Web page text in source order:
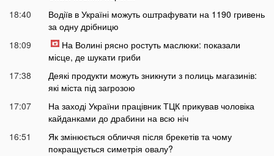
18:40
Водіїв в Україні можуть оштрафувати на 1190 гривень
за одну дрібницю
18:09
На Волині рясно ростуть маслюки: показали
місце, де шукати гриби
17:38
Деякі продукти можуть зникнути з полиць магазинів:
які міста під загрозою
17:07
На заході України працівник ТЦК прикував чоловіка
кайданками до драбини на всю ніч
16:51
Як змінюється обличчя після брекетів та чому
покращується симетрія овалу?